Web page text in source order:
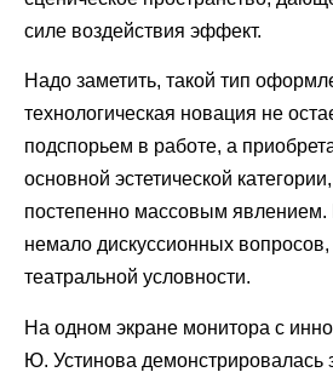
силе воздействия эффект.
Надо заметить, такой тип
технологическая новация не
подспорьем в работе, а
основной эстетической
постепенно массовым явлением.
немало дискуссионных
театральной условности.
На одном экране монитора с
Ю. Устинова демонстрировалась